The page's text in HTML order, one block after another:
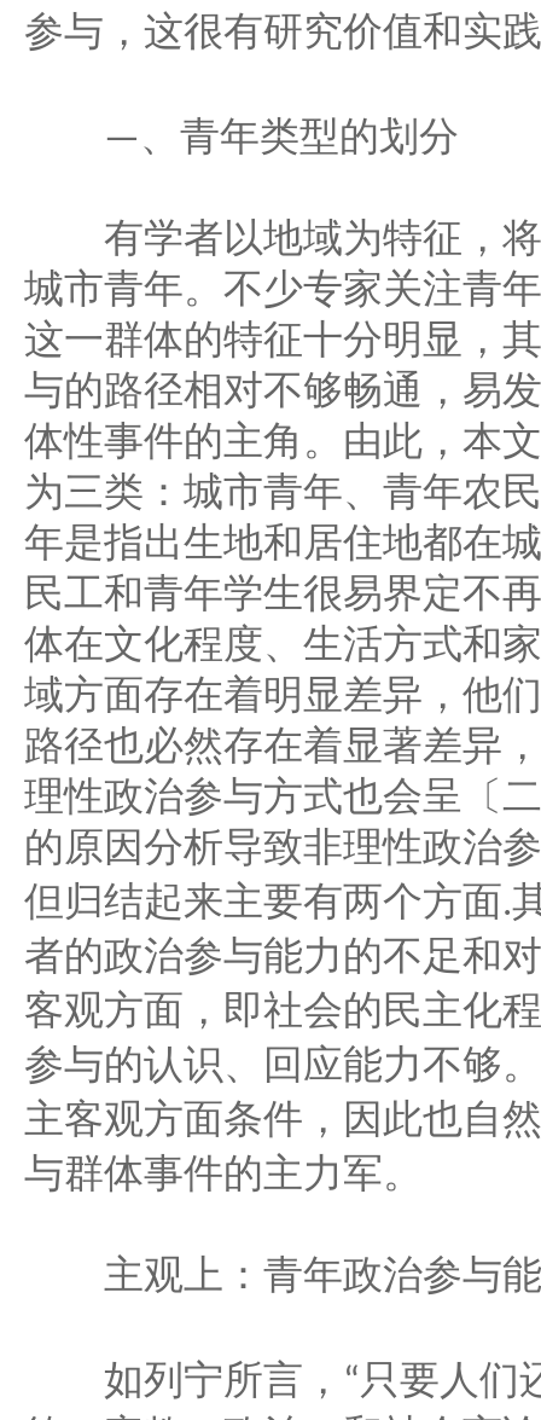
参与，这很有研究价值和实
—、青年类型的划分
有学者以地域为特征，将
城市青年。不少专家关注青
这一群体的特征十分明显，
与的路径相对不够畅通，易
体性事件的主角。由此，本
为三类：城市青年、青年农
年是指出生地和居住地都在
民工和青年学生很易界定不
体在文化程度、生活方式和
域方面存在着明显差异，他
路径也必然存在着显著差异
理性政治参与方式也会呈〔
的原因分析导致非理性政治
但归结起来主要有两个方面.
者的政治参与能力的不足和
客观方面，即社会的民主化
参与的认识、回应能力不够
主客观方面条件，因此也自
与群体事件的主力军。
主观上：青年政治参与能
如列宁所言， “只要人们